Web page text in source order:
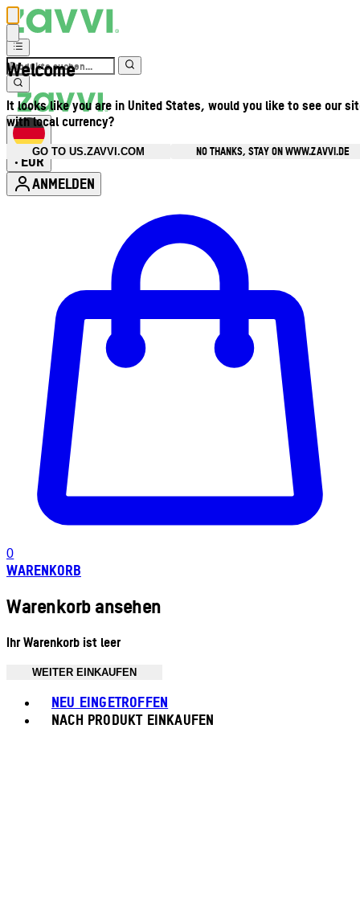
Welcome
It looks like you are in United States, would you like to see our
with local currency?
GO TO US.ZAVVI.COM
NO THANKS, STAY ON WWW.ZAVVI.DE
• EUR
ANMELDEN
0
WARENKORB
Warenkorb ansehen
Ihr Warenkorb ist leer
WEITER EINKAUFEN
NEU EINGETROFFEN
NACH PRODUKT EINKAUFEN